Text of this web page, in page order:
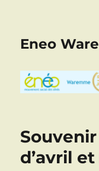
Eneo
d’avril